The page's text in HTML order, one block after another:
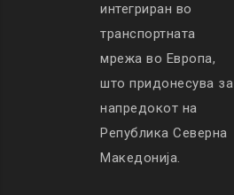
интегриран во
транспортната
мрежа во Европа,
што придонесува за
напредокот на
Република Северна
Македонија.